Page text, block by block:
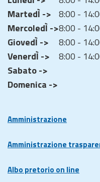
MartedÌ -> 8:00 -
MercoledÌ ->8:00 -
GiovedÌ ->
8:00 -
VenerdÌ ->
8:00 -
Sabato ->
Domenica ->
Amministrazione
Amministrazione
Albo pretorio on line